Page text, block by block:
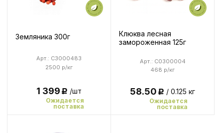
Земляника 300г
2500 р/кг
Арт.: C3000483
1 399Р /шт
Ожидается
поставка
Клюква лесная
замороженная 125г
468 р/кг
Арт.: C0300004
58.50Р / 0.125 кг
Ожидается
поставка